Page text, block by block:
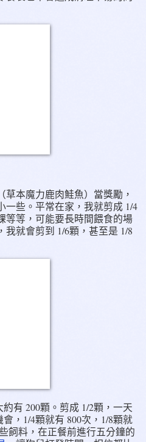
本魔力鹿肉鮭魚）當獎勵，
一些。平常在家，我就剪成 1/4
等等，可能要長時間餵食的場
就會剪到 1/6顆，甚至是 1/8
有 200顆。剪成 1/2顆，一天
，1/4顆就有 800次，1/8顆就
飼料，在正餐前進行五分鐘的